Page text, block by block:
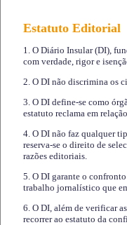
Estatuto Editorial
1. O Diário Insular (DI),
com verdade, rigor e
2. O DI não discrimina os
3. O DI define-se como
estatuto reclama em
4. O DI não faz qualquer
reserva-se o direito de
razões editoriais.
5. O DI garante o
trabalho jornalístico que
6. O DI, além de verificar
recorrer ao estatuto da